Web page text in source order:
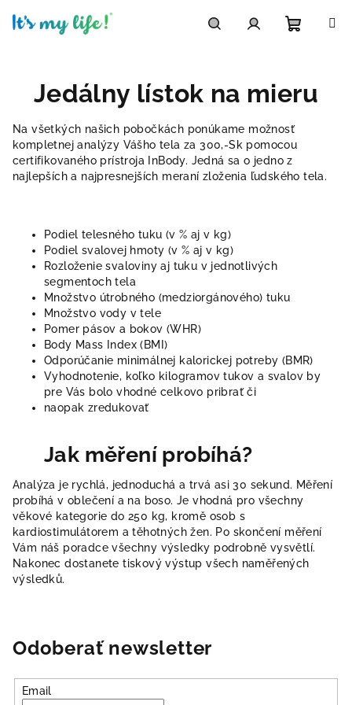
košík
Jedálny lístok na mieru
Na všetkých našich pobočkách ponúkame možnosť
kompletnej analýzy Vášho tela za 300,-Sk pomocou
certifikovaného prístroja InBody. Jedná sa o jedno z
najlepších a najpresnejších meraní zloženia ľudského tela.
Podiel telesného tuku (v % aj v kg)
Podiel svalovej hmoty (v % aj v kg)
Rozloženie svaloviny aj tuku v jednotlivých
segmentoch tela
Množstvo útrobného (medziorgánového) tuku
Množstvo vody v tele
Pomer pásov a bokov (WHR)
Body Mass Index (BMI)
Odporúčanie minimálnej kalorickej potreby (BMR)
Vyhodnotenie, koľko kilogramov tukov a svalov by
pre Vás bolo vhodné celkovo pribrať či
naopak zredukovať
Jak měření probíhá?
Analýza je rychlá, jednoduchá a trvá asi 30 sekund. Měření
probíhá v oblečení a na boso. Je vhodná pro všechny
věkové kategorie do 250 kg, kromě osob s
kardiostimulátorem a těhotných žen. Po skončení měření
Vám náš poradce všechny výsledky podrobně vysvětlí.
Nakonec dostanete tiskový výstup všech naměřených
výsledků.
Odoberať newsletter
Email